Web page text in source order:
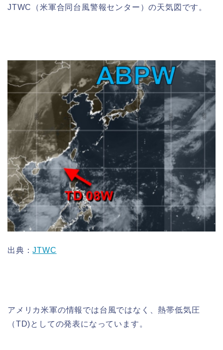
JTWC（米軍合同台風警報センター）の天気図です。
出典：JTWC
アメリカ米軍の情報では台風ではなく、熱帯低気圧
（TD)としての発表になっています。